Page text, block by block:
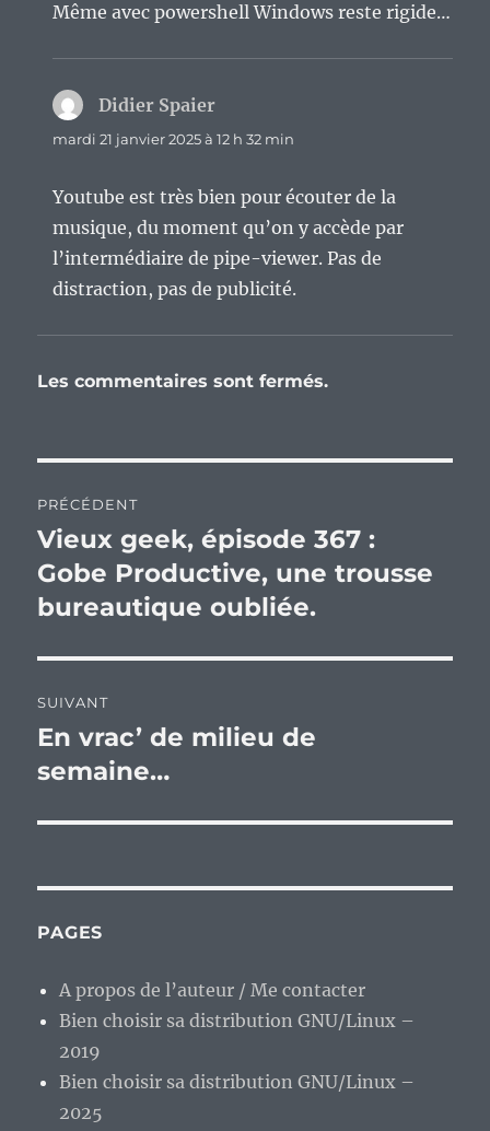
Même avec powershell Windows reste rigide…
Didier Spaier
mardi 21 janvier 2025 à 12 h 32 min
Youtube est très bien pour écouter de la
musique, du moment qu’on y accède par
l’intermédiaire de pipe-viewer. Pas de
distraction, pas de publicité.
Les commentaires sont fermés.
de
l’article
PRÉCÉDENT
Publication
précédente :
Vieux geek, épisode 367 :
Gobe Productive, une trousse
bureautique oubliée.
SUIVANT
Publication
suivante :
En vrac’ de milieu de
semaine…
PAGES
A propos de l’auteur / Me contacter
Bien choisir sa distribution GNU/Linux –
2019
Bien choisir sa distribution GNU/Linux –
2025